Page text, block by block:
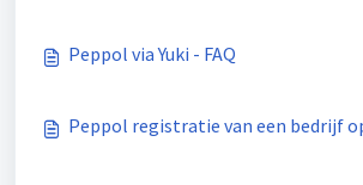
Peppol via Yuki - FAQ
Peppol registratie van een bedrijf